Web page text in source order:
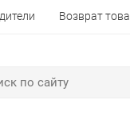
Возврат